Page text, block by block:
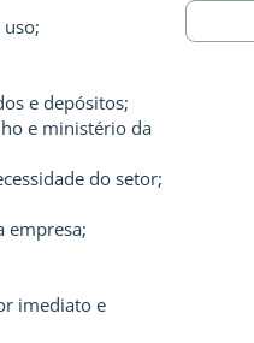
e depósitos;
e ministério da
do setor;
empresa;
imediato e